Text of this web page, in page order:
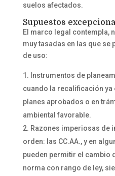
suelos afectados.
Supuestos
El marco legal contempla,
muy tasadas en las que
de uso:
Instrumentos de
cuando la recalificación ya
planes aprobados o en
ambiental favorable.
Razones imperiosas de
orden: las CC.AA., y en
pueden permitir el cambio
norma con rango de ley,